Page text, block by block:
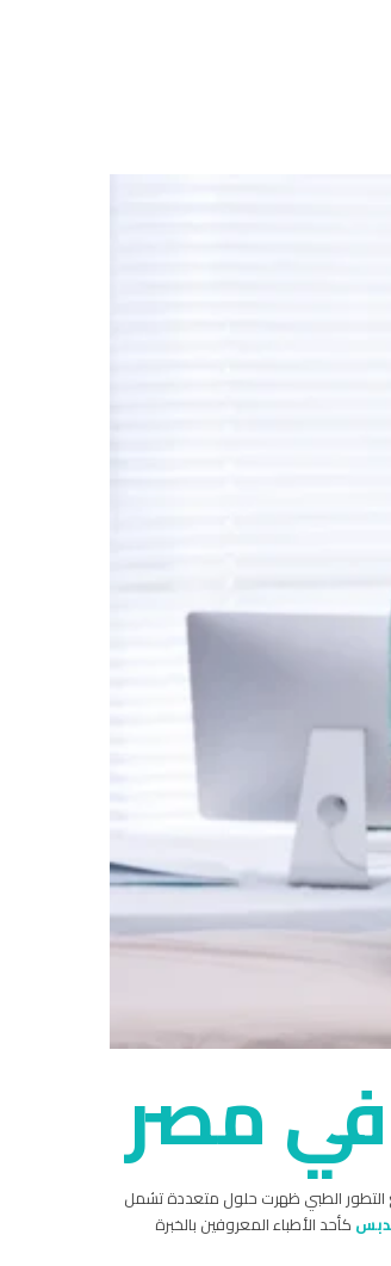
في مصر
التطور الطبي ظهرت حلول متعددة تشمل
كأحد الأطباء المعروفين بالخبرة